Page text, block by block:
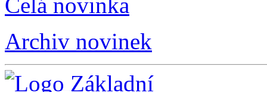
Celá novinka
Archiv novinek